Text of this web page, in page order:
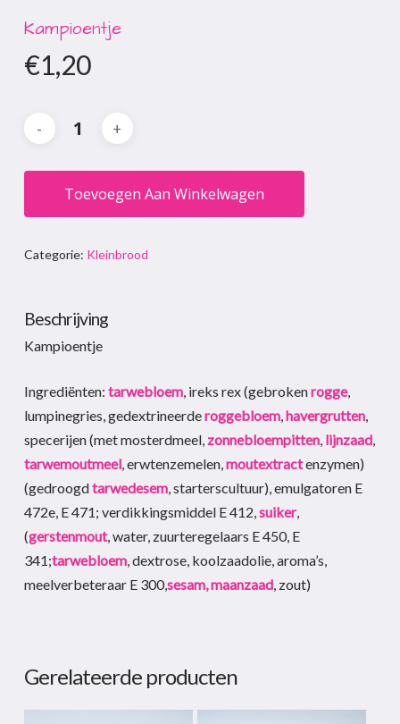
Kampioentje
€1,20
Toevoegen Aan Winkelwagen
Categorie: Kleinbrood
Beschrijving
Kampioentje
Ingrediënten: tarwebloem, ireks rex (gebrokenrogge,
lumpinegries, gedextrineerderoggebloem,havergrutten,
specerijen (met mosterdmeel, zonnebloempitten, lijnzaad,
tarwemoutmeel, erwtenzemelen,moutextractenzymen)
(gedroogdtarwedesem, starterscultuur), emulgatoren E
472e, E 471; verdikkingsmiddel E 412,suiker,
(gerstenmout, water, zuurteregelaars E 450, E
341;tarwebloem, dextrose, koolzaadolie, aroma’s,
meelverbeteraar E 300,sesam,maanzaad, zout)
Gerelateerde producten